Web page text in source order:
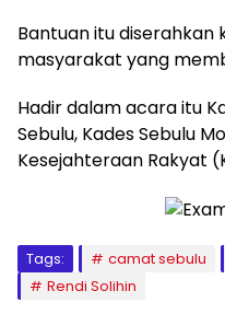
Bantuan itu diserahkan
masyarakat yang
Hadir dalam acara itu
Sebulu, Kades Sebulu
Kesejahteraan Rakyat
Tags: camat sebulu
Rendi Solihin